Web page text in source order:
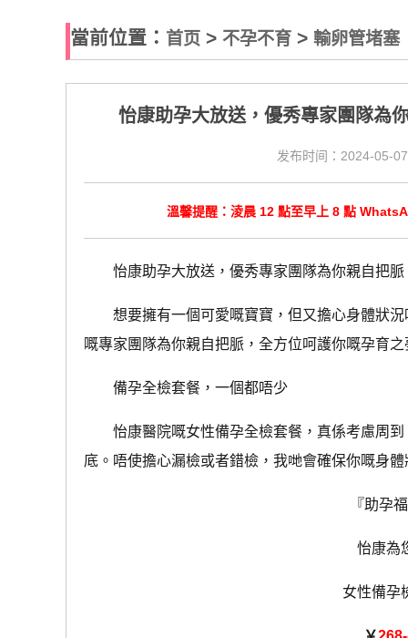
當前位置： 首页 > 不孕不育 > 輸卵管堵塞
怡康助孕大放送，優秀專家團隊為
发布时间：2024-05-
溫馨提醒：淩晨 12 點至早上 8 點
怡康助孕大放送，優秀專家團隊為你親自把脈
想要擁有一個可愛嘅寶寶，但又擔心身體狀況
嘅專家團隊為你親自把脈，全方位呵護你嘅孕育之
備孕全檢套餐，一個都唔少
怡康醫院嘅女性備孕全檢套餐，真係考慮周到
底。唔使擔心漏檢或者錯檢，我哋會確保你嘅身
『助孕
怡康為
女性備孕